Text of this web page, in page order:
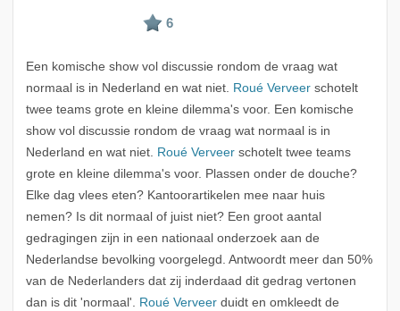
Een komische show vol discussie rondom de vraag wat
normaal is in Nederland en wat niet. Roué Verveerschotelt
twee teams grote en kleine dilemma's voor. Een komische
show vol discussie rondom de vraag wat normaal is in
Nederland en wat niet. Roué Verveerschotelt twee teams
grote en kleine dilemma's voor. Plassen onder de douche?
Elke dag vlees eten? Kantoorartikelen mee naar huis
nemen? Is dit normaal of juist niet? Een groot aantal
gedragingen zijn in een nationaal onderzoek aan de
Nederlandse bevolking voorgelegd. Antwoordt meer dan 50%
van de Nederlanders dat zij inderdaad dit gedrag vertonen
dan is dit 'normaal'. Roué Verveerduidt en omkleedt de